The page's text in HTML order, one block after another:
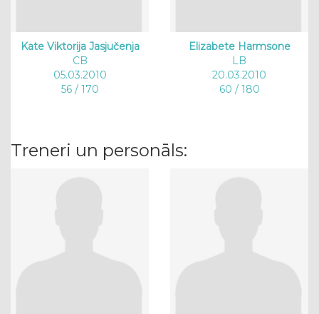
Kate Viktorija Jasjučenja
CB
05.03.2010
56 / 170
Elizabete Harmsone
LB
20.03.2010
60 / 180
Treneri un personāls: